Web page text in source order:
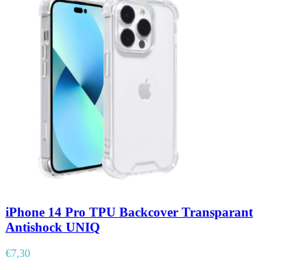
iPhone 14 Pro TPU Backcover Transparant
Antishock UNIQ
€7,30